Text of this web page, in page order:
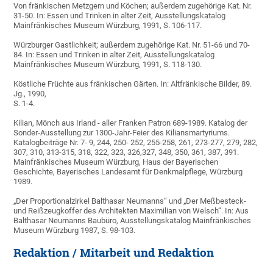
Von fränkischen Metzgern und Köchen; außerdem zugehörige Kat. Nr.
31-50. In: Essen und Trinken in alter Zeit, Ausstellungskatalog
Mainfränkisches Museum Würzburg, 1991, S. 106-117.
Würzburger Gastlichkeit; außerdem zugehörige Kat. Nr. 51-66 und 70-
84. In: Essen und Trinken in alter Zeit, Ausstellungskatalog
Mainfränkisches Museum Würzburg, 1991, S. 118-130.
Köstliche Früchte aus fränkischen Gärten. In: Altfränkische Bilder, 89.
Jg., 1990,
S. 1-4.
Kilian, Mönch aus Irland - aller Franken Patron 689-1989. Katalog der
Sonder-Ausstellung zur 1300-Jahr-Feier des Kiliansmartyriums.
Katalogbeiträge Nr. 7- 9, 244, 250- 252, 255-258, 261, 273-277, 279, 282,
307, 310, 313-315, 318, 322, 323, 326,327, 348, 350, 361, 387, 391.
Mainfränkisches Museum Würzburg, Haus der Bayerischen
Geschichte, Bayerisches Landesamt für Denkmalpflege, Würzburg
1989.
„Der Proportionalzirkel Balthasar Neumanns“ und „Der Meßbesteck-
und Reißzeugkoffer des Architekten Maximilian von Welsch“. In: Aus
Balthasar Neumanns Baubüro, Ausstellungskatalog Mainfränkisches
Museum Würzburg 1987, S. 98-103.
Redaktion / Mitarbeit und Redaktion